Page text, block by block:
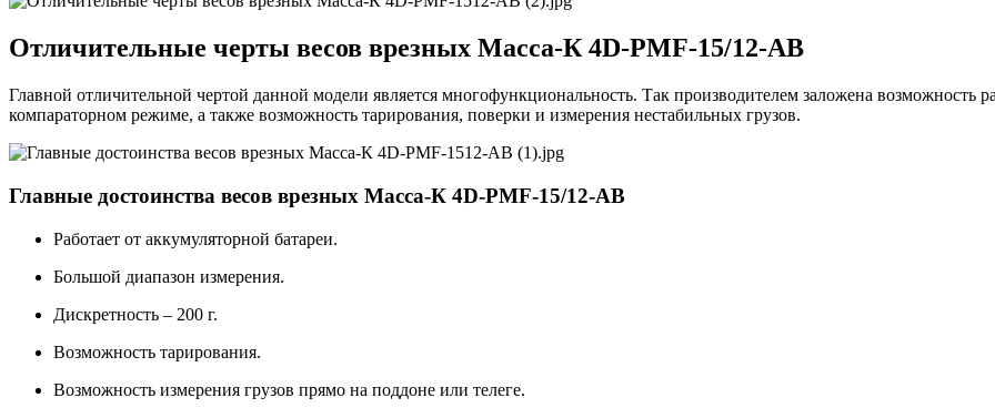
Отличительные черты весов врезных Масса-К 4D-PMF-15/12-AB
Главной отличительной чертой данной модели является многофункциональность. Так производителем заложена
компараторном режиме, а также возможность тарирования, поверки и измерения нестабильных грузов.
Главные достоинства весов врезных Масса-К 4D-PMF-15/12-AB
Работает от аккумуляторной батареи.
Большой диапазон измерения.
Дискретность – 200 г.
Возможность тарирования.
Возможность измерения грузов прямо на поддоне или телеге.